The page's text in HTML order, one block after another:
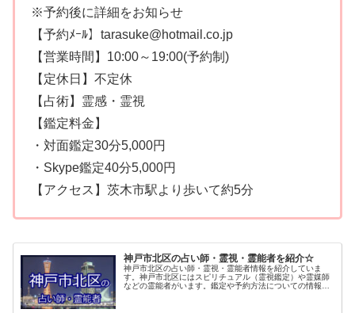
※予約後に詳細をお知らせ
【予約ﾒｰﾙ】tarasuke@hotmail.co.jp
【営業時間】10:00～19:00(予約制)
【定休日】不定休
【占術】霊感・霊視
【鑑定料金】
・対面鑑定30分5,000円
・Skype鑑定40分5,000円
【アクセス】茨木市駅より歩いて約5分
神戸市北区の占い師・霊視・霊能者を紹介☆
神戸市北区の占い師・霊視・霊能者情報を紹介していま
す。神戸市北区にはスピリチュアル（霊視鑑定）や霊媒師
などの霊能者がいます。鑑定や予約方法についての情報で